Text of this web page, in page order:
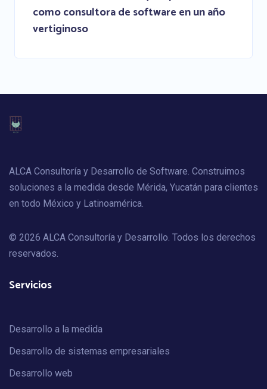
como consultora de software en un año
vertiginoso
ALCA Consultoría y Desarrollo de Software. Construimos
soluciones a la medida desde Mérida, Yucatán para clientes
en todo México y Latinoamérica.
© 2026 ALCA Consultoría y Desarrollo. Todos los derechos
reservados.
Servicios
Desarrollo a la medida
Desarrollo de sistemas empresariales
Desarrollo web